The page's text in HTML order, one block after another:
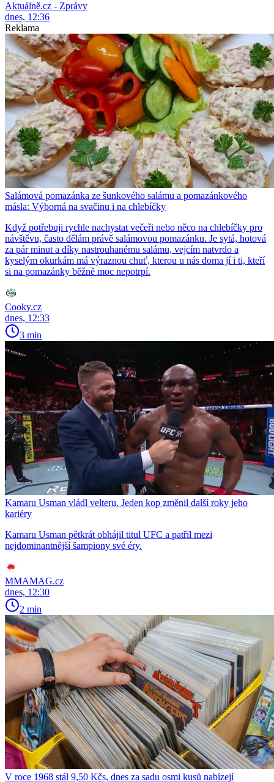
Aktuálně.cz - Zprávy
dnes, 12:36
Reklama
Salámová pomazánka ze šunkového salámu a pomazánkového
másla: Výborná na svačinu i na chlebíčky
Když potřebuji rychle nachystat večeři nebo něco na chlebíčky pro
návštěvu, často dělám právě salámovou pomazánku. Je sytá, hotová
za pár minut a díky nastrouhanému salámu, vejcím natvrdo a
kyselým okurkám má výraznou chuť, kterou u nás doma jí i ti, kteří
si na pomazánky běžně moc nepotrpí.
Cooky.cz
dnes, 12:33
3 min
Kamaru Usman vládl velteru. Jeden kop změnil další roky jeho
kariéry
Kamaru Usman pětkrát obhájil titul UFC a patřil mezi
nejdominantnější šampiony své éry.
MMAMAG.cz
dnes, 12:30
2 min
V roce 1968 stál 9,50 Kčs, dnes za sadu osmi kusů nabízejí